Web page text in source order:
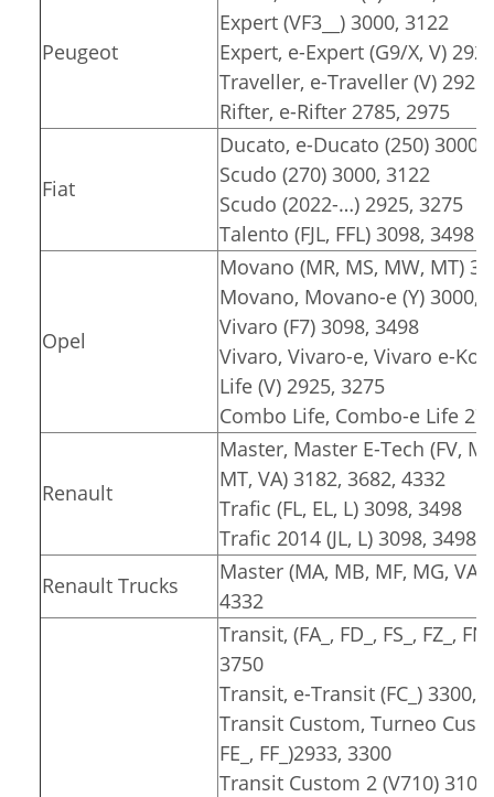
Peugeot
Expert (VF3__) 3000, 3122
Expert, e-Expert (G9/X, V)
Traveller, e-Traveller (V)
Rifter, e-Rifter 2785, 2975
Fiat
Ducato, e-Ducato (250) 3000,
Scudo (270) 3000, 3122
Scudo (2022-…) 2925, 3275
Talento (FJL, FFL) 3098, 3498
Opel
Movano (MR, MS, MW, MT)
Movano, Movano-e (Y) 3000,
Vivaro (F7) 3098, 3498
Vivaro, Vivaro-e, Vivaro e-
Life (V) 2925, 3275
Combo Life, Combo-e Life
Renault
Master, Master E-Tech (FV,
MT, VA) 3182, 3682, 4332
Trafic (FL, EL, L) 3098, 3498
Trafic 2014 (JL, L) 3098, 3498
Renault Trucks
Master (MA, MB, MF, MG, VA,
4332
Transit, (FA_, FD_, FS_, FZ_,
3750
Transit, e-Transit (FC_) 3300,
Transit Custom, Turneo
FE_, FF_)2933, 3300
Transit Custom 2 (V710)